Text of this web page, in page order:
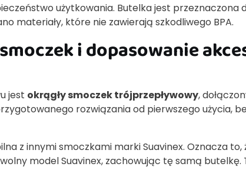
użytkowania. Butelka jest przeznaczona
materiały, które nie zawierają szkodliwego BPA.
i dopasowanie
jest okrągły smoczek trójprzepływowy,
rozwiązania od pierwszego użycia,
z innymi smoczkami marki Suavinex. Oznacza
model Suavinex, zachowując tę samą